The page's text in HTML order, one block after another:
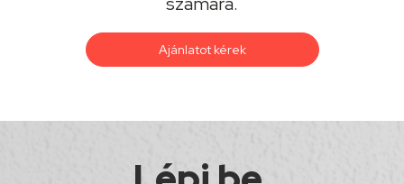
Ajánlatot kérek